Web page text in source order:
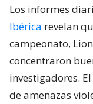
Los informes
Ibérica revelan
campeonato,
concentraron
investigadores.
de amenazas